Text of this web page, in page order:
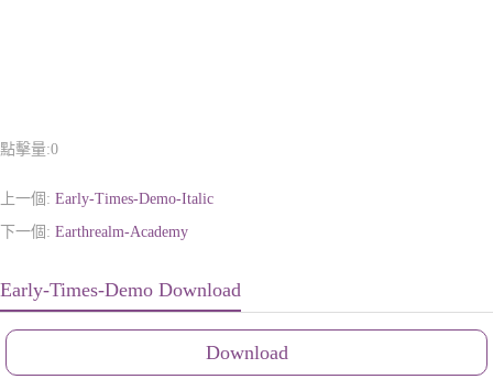
點擊量:0
上一個: Early-Times-Demo-Italic
下一個: Earthrealm-Academy
Early-Times-Demo Download
Download